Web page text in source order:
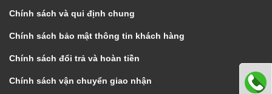
Chính sách và qui định chung
Chính sách bảo mật thông tin khách hàng
Chính sách đổi trả và hoàn tiền
Chính sách vận chuyển giao nhận